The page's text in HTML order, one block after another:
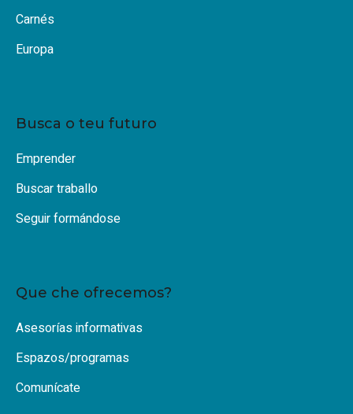
Carnés
Europa
Busca o teu futuro
Emprender
Buscar traballo
Seguir formándose
Que che ofrecemos?
Asesorías informativas
Espazos/programas
Comunícate